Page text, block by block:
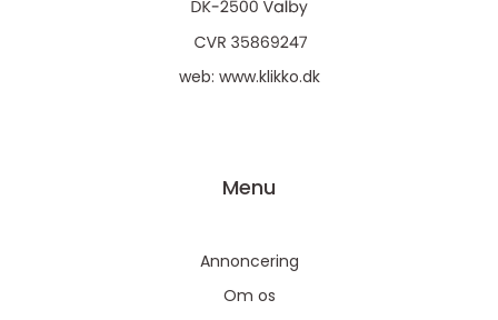
web: www.klikko.dk
Menu
Annoncering
Om os